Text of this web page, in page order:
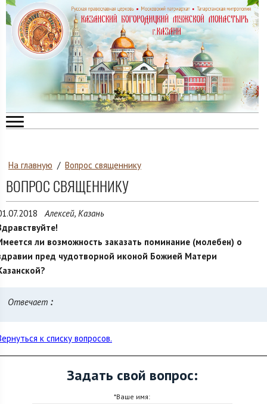
На главную / Вопрос священнику
ВОПРОС СВЯЩЕННИКУ
Алексей, Казань
ли возможность заказать поминание (молебен) о
пред чудотворной иконой Божией Матери
Отвечает :
к списку вопросов.
Задать свой вопрос:
*Ваше имя: